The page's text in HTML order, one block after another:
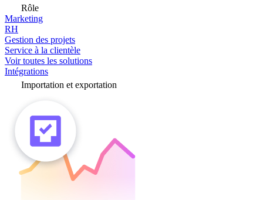
Rôle
Marketing
RH
Gestion des projets
Service à la clientèle
Voir toutes les solutions
Intégrations
Importation et exportation